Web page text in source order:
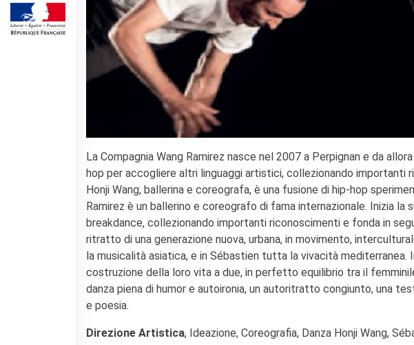
Corsi aziendali
Informazioni utili: Calendario
e CGV
Corsi di teatro
DIPLOMI & TEST
Diplomi DELF DALF
Test di lingua TCF
SERVIZIO TRADUZIONE
MEDIATECA
Catalogo
Culturethèque
CINEMA
SCUOLA & UNIVERSITÀ
Cooperazione educativa
Cooperazione
universitaria
Soggiorni linguistici in
Francia
Studiare in Francia
La Compagnia Wang Ramirez nasce nel 2007 a Perpignan e da
hop per accogliere altri linguaggi artistici, collezionando importanti
Honji Wang, ballerina e coreografa, è una fusione di hip-hop
Ramirez è un ballerino e coreografo di fama internazionale. Inizia
breakdance, collezionando importanti riconoscimenti e fonda in
ritratto di una generazione nuova, urbana, in movimento,
la musicalità asiatica, e in Sébastien tutta la vivacità mediterranea.
costruzione della loro vita a due, in perfetto equilibrio tra il
danza piena di humor e autoironia, un autoritratto congiunto, una
e poesia.
Direzione Artistica, Ideazione, Coreografia, Danza Honji Wang,